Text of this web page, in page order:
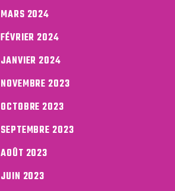
MARS 2024
FÉVRIER 2024
JANVIER 2024
NOVEMBRE 2023
OCTOBRE 2023
SEPTEMBRE 2023
AOÛT 2023
JUIN 2023